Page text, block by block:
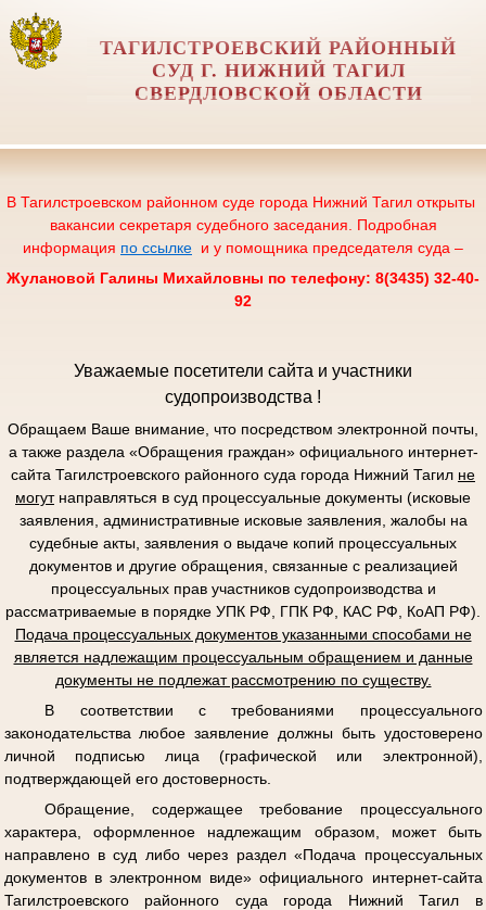
ТАГИЛСТРОЕВСКИЙ РАЙОННЫЙ
СУД Г. НИЖНИЙ ТАГИЛ
СВЕРДЛОВСКОЙ ОБЛАСТИ
В Тагилстроевском районном суде города Нижний Тагил открыты
вакансии секретаря судебного заседания. Подробная
информация по ссылке и у помощника председателя суда –
Жулановой Галины Михайловны по телефону: 8(3435) 32-40-
92
Уважаемые посетители сайта и участники
судопроизводства !
Обращаем Ваше внимание, что посредством электронной почты,
а также раздела «Обращения граждан» официального интернет-
сайта Тагилстроевского районного суда города Нижний Тагил не
могутнаправляться в суд процессуальные документы (исковые
заявления, административные исковые заявления, жалобы на
судебные акты, заявления о выдаче копий процессуальных
документов и другие обращения, связанные с реализацией
процессуальных прав участников судопроизводства и
рассматриваемые в порядке УПК РФ, ГПК РФ, КАС РФ, КоАП РФ).
Подача процессуальных документов указанными способами не
является надлежащим процессуальным обращением и данные
документы не подлежат рассмотрению по существу.
В соответствии с требованиями процессуального
законодательства любое заявление должны быть удостоверено
личной подписью лица (графической или электронной),
подтверждающей его достоверность.
Обращение, содержащее требование процессуального
характера, оформленное надлежащим образом, может быть
направлено в суд либо через раздел «Подача процессуальных
документов в электронном виде» официального интернет-сайта
Тагилстроевского районного суда города Нижний Тагил в